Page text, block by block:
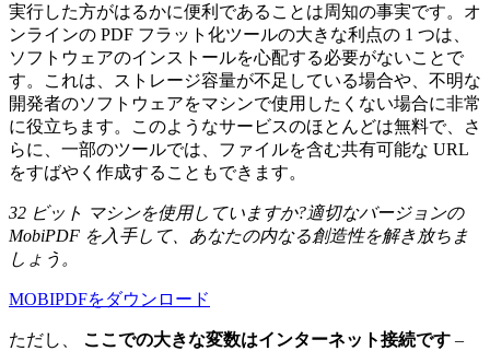
実行した方がはるかに便利であることは周知の事実です。オ
ンラインの PDF フラット化ツールの大きな利点の 1 つは、
ソフトウェアのインストールを心配する必要がないことで
す。これは、ストレージ容量が不足している場合や、不明な
開発者のソフトウェアをマシンで使用したくない場合に非常
に役立ちます。このようなサービスのほとんどは無料で、さ
らに、一部のツールでは、ファイルを含む共有可能な URL
をすばやく作成することもできます。
32 ビット マシンを使用していますか?適切なバージョンの
MobiPDF を入手して、あなたの内なる創造性を解き放ちま
しょう。
MOBIPDFをダウンロード
ただし、 ここでの大きな変数はインターネット接続です –